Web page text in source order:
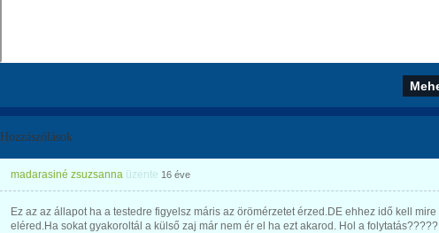
Hozzászólások
madarasiné zsuzsanna üzente 16 éve
Ez az az állapot ha a testedre figyelsz máris az örömérzetet érzed.DE ehhez idő kell mire
eléred.Ha sokat gyakoroltál a külső zaj már nem ér el ha ezt akarod. Hol a folytatás?????